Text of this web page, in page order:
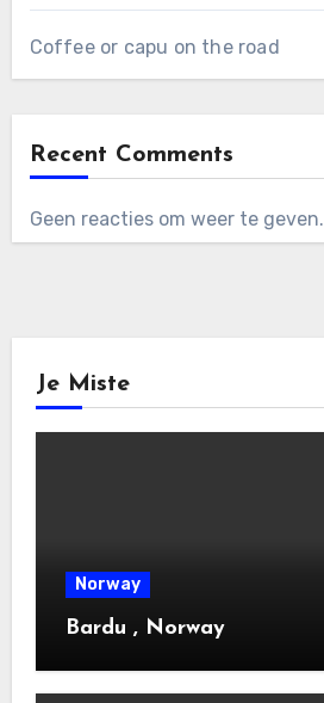
Coffee or capu on the road
Recent Comments
Geen reacties om weer te geven.
Je Miste
Norway
Bardu , Norway